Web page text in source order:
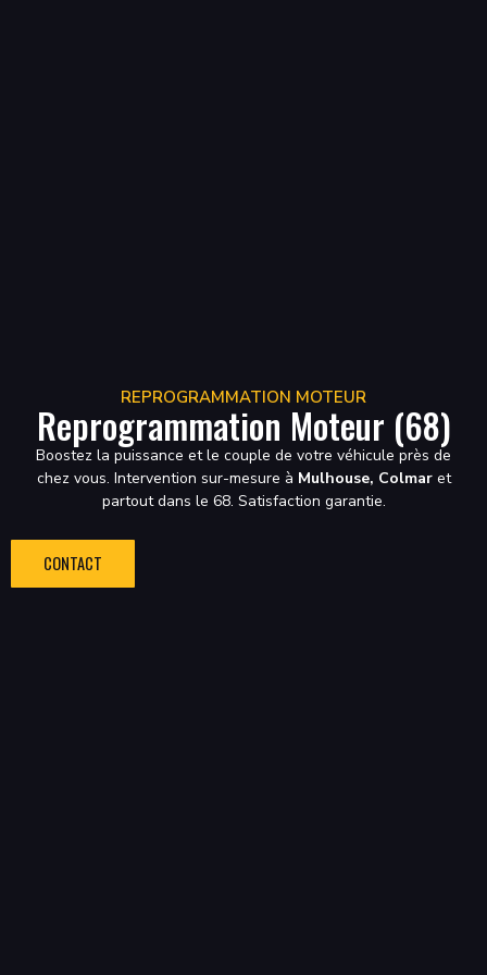
REPROGRAMMATION MOTEUR
Reprogrammation Moteur (68)
Boostez la puissance et le couple de votre véhicule près de
chez vous. Intervention sur-mesure à Mulhouse, Colmaret
partout dans le 68. Satisfaction garantie.
CONTACT